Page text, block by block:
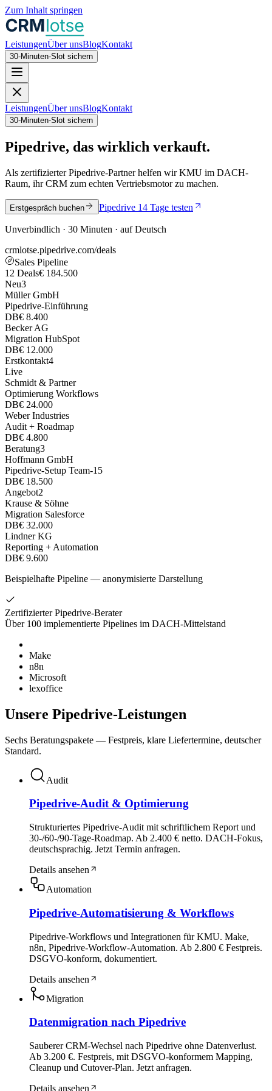
Zum Inhalt springen
LeistungenÜber unsBlogKontakt
30-Minuten-Slot sichern
LeistungenÜber unsBlogKontakt
30-Minuten-Slot sichern
Pipedrive, das wirklich verkauft.
Als zertifizierter Pipedrive-Partner helfen wir KMU im DACH-
Raum, ihr CRM zum echten Vertriebsmotor zu machen.
Erstgespräch buchen Pipedrive 14 Tage testen
Unverbindlich · 30 Minuten · auf Deutsch
crmlotse.pipedrive.com/deals
Sales Pipeline
12 Deals€ 184.500
Neu3
Müller GmbH
Pipedrive-Einführung
DB€ 8.400
Becker AG
Migration HubSpot
DB€ 12.000
Erstkontakt4
Live
Schmidt & Partner
Optimierung Workflows
DB€ 24.000
Weber Industries
Audit + Roadmap
DB€ 4.800
Beratung3
Hoffmann GmbH
Pipedrive-Setup Team-15
DB€ 18.500
Angebot2
Krause & Söhne
Migration Salesforce
DB€ 32.000
Lindner KG
Reporting + Automation
DB€ 9.600
Beispielhafte Pipeline — anonymisierte Darstellung
Zertifizierter Pipedrive-Berater
Über 100 implementierte Pipelines im DACH-Mittelstand
Make
n8n
Microsoft
lexoffice
Unsere Pipedrive-Leistungen
Sechs Beratungspakete — Festpreis, klare Liefertermine, deutscher
Standard.
Audit
Pipedrive-Audit & Optimierung
Strukturiertes Pipedrive-Audit mit schriftlichem Report und
30-/60-/90-Tage-Roadmap. Ab 2.400 € netto. DACH-Fokus,
deutschsprachig. Jetzt Termin anfragen.
Details ansehen
Automation
Pipedrive-Automatisierung & Workflows
Pipedrive-Workflows und Integrationen für KMU. Make,
n8n, Pipedrive-Workflow-Automation. Ab 2.800 € Festpreis.
DSGVO-konform, dokumentiert.
Details ansehen
Migration
Datenmigration nach Pipedrive
Sauberer CRM-Wechsel nach Pipedrive ohne Datenverlust.
Ab 3.200 €. Festpreis, mit DSGVO-konformem Mapping,
Cleanup und Cutover-Plan. Jetzt anfragen.
Details ansehen